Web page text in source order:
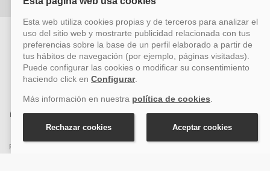
ACCION VIAJES SL ha sido beneficiaria del Fondo Europeo de Desarrollo
Regional (FEDER), cuyo objetivo es mejorar la competitividad de las pymes
mediante el impulso de la innovación, el desarrollo tecnológico, la
investigación de calidad y el uso seguro y fiable del ciberespacio. Gracias a
esta financiación, la empresa ha puesto en marcha un Plan de Acción
durante el año 2026 para reforzar su competitividad empresarial,
promoviendo la innovación y la ciberseguridad. Para ello, ha contado con el